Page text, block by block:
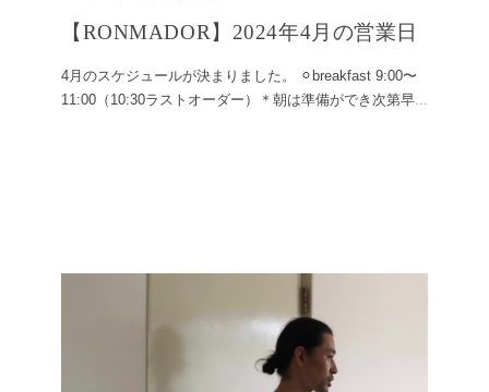
【RONMADOR】2024年4月の営業日
4月のスケジュールが決まりました。 ⚪︎breakfast 9:00〜
11:00（10:30ラストオーダー）＊朝は準備ができ次第早